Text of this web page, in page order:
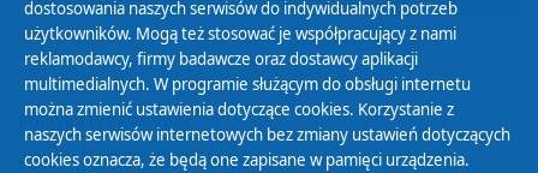
Polityka Prywatności
Zasady korzystania z Serwisu
dostosowania naszych serwisów do indywidualnych potrzeb
użytkowników. Mogą też stosować je współpracujący z nami
reklamodawcy, firmy badawcze oraz dostawcy aplikacji
multimedialnych. W programie służącym do obsługi internetu
można zmienić ustawienia dotyczące cookies. Korzystanie z
naszych serwisów internetowych bez zmiany ustawień dotyczących
cookies oznacza, że będą one zapisane w pamięci urządzenia.